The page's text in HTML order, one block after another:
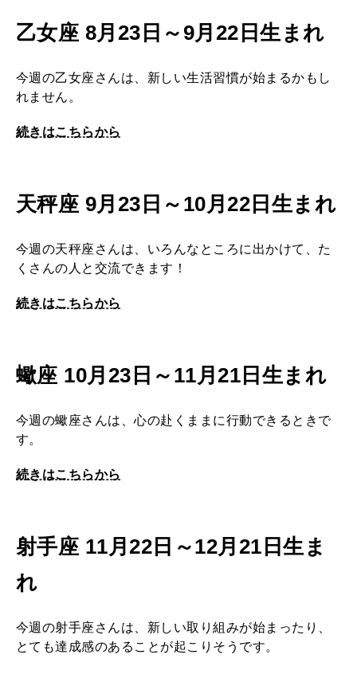
乙女座 8月23日～9月22日生まれ
今週の乙女座さんは、新しい生活習慣が始まるかもし
れません。
続きはこちらから
天秤座 9月23日～10月22日生まれ
今週の天秤座さんは、いろんなところに出かけて、た
くさんの人と交流できます！
続きはこちらから
蠍座 10月23日～11月21日生まれ
今週の蠍座さんは、心の赴くままに行動できるときで
す。
続きはこちらから
射手座 11月22日～12月21日生ま
れ
今週の射手座さんは、新しい取り組みが始まったり、
とても達成感のあることが起こりそうです。